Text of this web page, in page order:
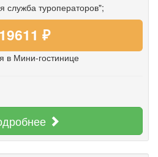
туроператоров";
19611 ₽
в Мини-гостинице